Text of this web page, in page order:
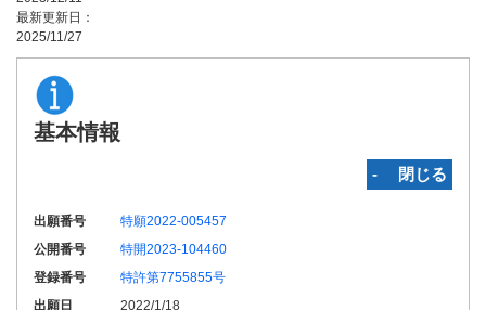
最新更新日：
2025/11/27
基本情報
‐ 閉じる
出願番号
特願2022-005457
公開番号
特開2023-104460
登録番号
特許第7755855号
出願日
2022/1/18